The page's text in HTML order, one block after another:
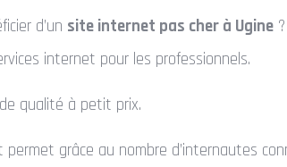
d’un site internet pas cher à Ugine
internet pour les professionnels.
qualité à petit prix.
grâce au nombre d’internautes